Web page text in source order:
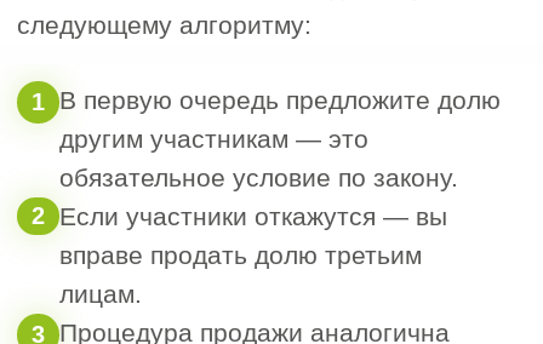
и мы бесплатно
проведём первичную
оценкустоимости,
учитывая профиль,
регион, систему
налогообложения
и наличие СРО